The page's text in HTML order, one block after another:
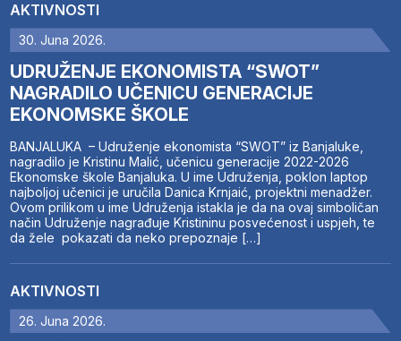
AKTIVNOSTI
30. Juna 2026.
UDRUŽENJE EKONOMISTA “SWOT”
NAGRADILO UČENICU GENERACIJE
EKONOMSKE ŠKOLE
BANJALUKA – Udruženje ekonomista “SWOT” iz Banjaluke,
nagradilo je Kristinu Malić, učenicu generacije 2022-2026
Ekonomske škole Banjaluka. U ime Udruženja, poklon laptop
najboljoj učenici je uručila Danica Krnjaić, projektni menadžer.
Ovom prilikom u ime Udruženja istakla je da na ovaj simboličan
način Udruženje nagrađuje Kristininu posvećenost i uspjeh, te
da žele pokazati da neko prepoznaje […]
AKTIVNOSTI
26. Juna 2026.